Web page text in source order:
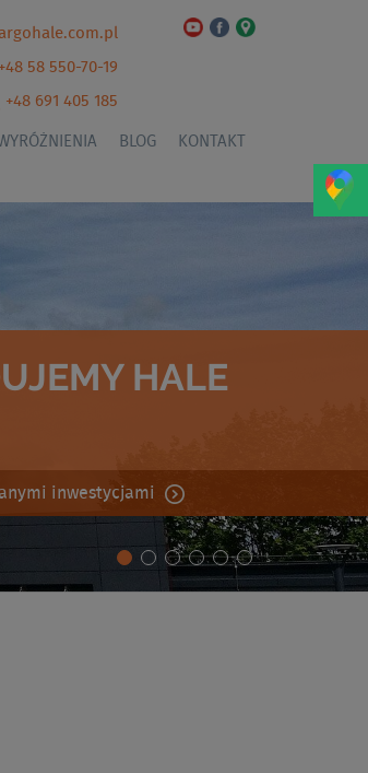
+48 58 550-70-19
+48 691 405 185
BLOG KONTAKT
HALE
inwestycjami